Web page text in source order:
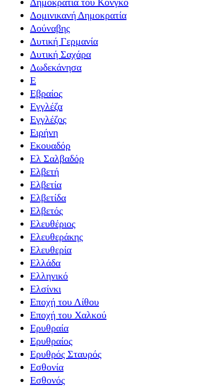
Δομινικανή Δημοκρατία
Δούναβης
Δυτική Γερμανία
Δυτική Σαχάρα
Δωδεκάνησα
Ε
Εβραίος
Εγγλέζα
Εγγλέζος
Ειρήνη
Εκουαδόρ
Ελ Σαλβαδόρ
Ελβετή
Ελβετία
Ελβετίδα
Ελβετός
Ελευθέριος
Ελευθεράκης
Ελευθερία
Ελλάδα
Ελληνικό
Ελσίνκι
Εποχή του Λίθου
Εποχή του Χαλκού
Ερυθραία
Ερυθραίος
Ερυθρός Σταυρός
Εσθονία
Εσθονός